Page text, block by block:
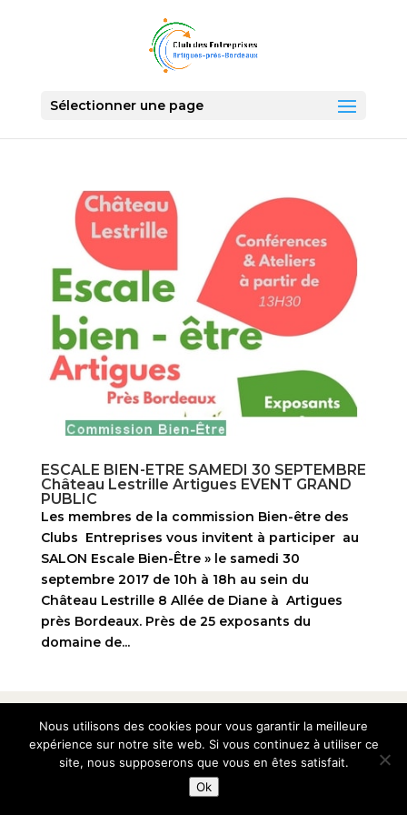
Sélectionner une page
ESCALE BIEN-ETRE SAMEDI 30 SEPTEMBRE
Château Lestrille Artigues EVENT GRAND
PUBLIC
Les membres de la commission Bien-être des
Clubs Entreprises vous invitent à participer au
SALON Escale Bien-Être » le samedi 30
septembre 2017 de 10h à 18h au sein du
Château Lestrille 8 Allée de Diane à Artigues
près Bordeaux. Près de 25 exposants du
domaine de...
bordeaux
Nous utilisons des cookies pour vous garantir la meilleure
expérience sur notre site web. Si vous continuez à utiliser ce
site, nous supposerons que vous en êtes satisfait.
Ok